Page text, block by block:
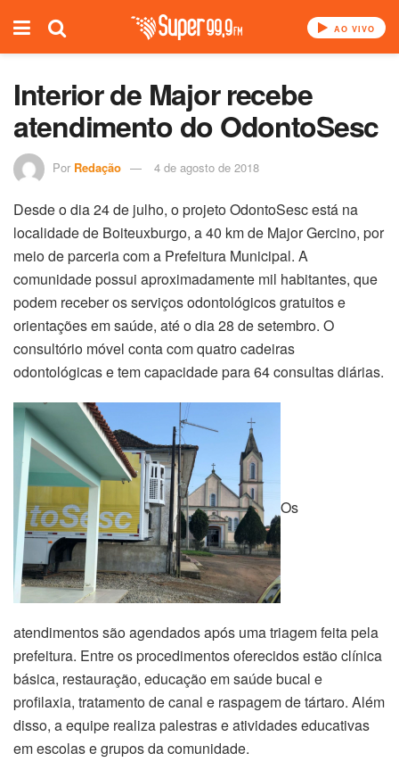
AO VIVO
Interior de Major recebe
atendimento do OdontoSesc
Por Redação 4 de agosto de 2018
Desde o dia 24 de julho, o projeto OdontoSesc está na
localidade de Boiteuxburgo, a 40 km de Major Gercino, por
meio de parceria com a Prefeitura Municipal. A
comunidade possui aproximadamente mil habitantes, que
podem receber os serviços odontológicos gratuitos e
orientações em saúde, até o dia 28 de setembro. O
consultório móvel conta com quatro cadeiras
odontológicas e tem capacidade para 64 consultas diárias.
Os
atendimentos são agendados após uma triagem feita pela
prefeitura. Entre os procedimentos oferecidos estão clínica
básica, restauração, educação em saúde bucal e
profilaxia, tratamento de canal e raspagem de tártaro. Além
disso, a equipe realiza palestras e atividades educativas
em escolas e grupos da comunidade.